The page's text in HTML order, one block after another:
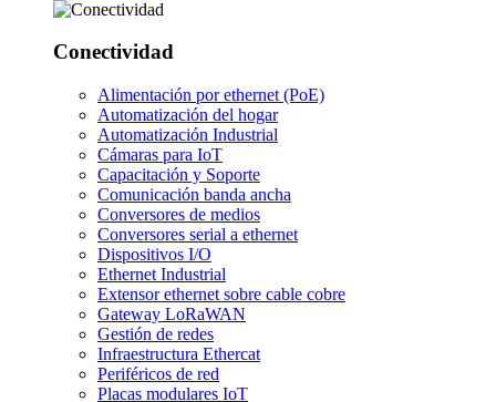
Conectividad
Alimentación por ethernet (PoE)
Automatización del hogar
Automatización Industrial
Cámaras para IoT
Capacitación y Soporte
Comunicación banda ancha
Conversores de medios
Conversores serial a ethernet
Dispositivos I/O
Ethernet Industrial
Extensor ethernet sobre cable cobre
Gateway LoRaWAN
Gestión de redes
Infraestructura Ethercat
Periféricos de red
Placas modulares IoT